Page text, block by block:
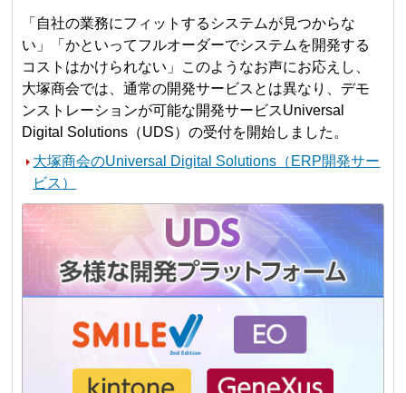
「自社の業務にフィットするシステムが見つからな
い」「かといってフルオーダーでシステムを開発する
コストはかけられない」このようなお声にお応えし、
大塚商会では、通常の開発サービスとは異なり、デモ
ンストレーションが可能な開発サービスUniversal
Digital Solutions（UDS）の受付を開始しました。
大塚商会のUniversal Digital Solutions（ERP開発サー
ビス）